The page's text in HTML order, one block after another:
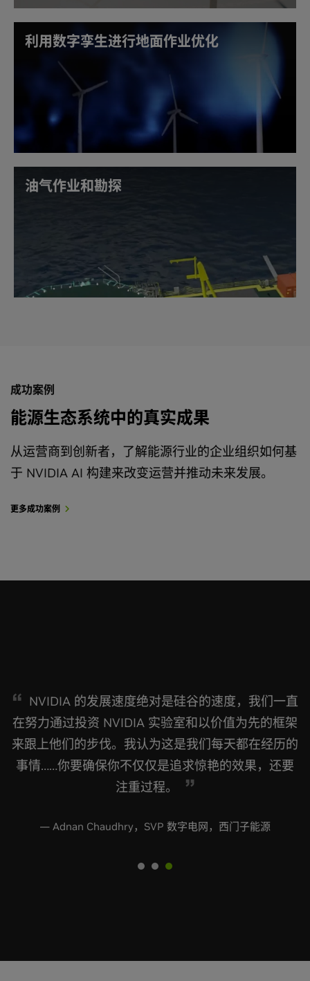
利用数字孪生进行地面作业优化
AI 和数字孪生正在通过现场优化、工艺仿真和资产管理
来增强工业运营，将从研究到运营的时间缩短了一半。
此外，从仿真到现实的生产工作流可提高安全、自主和
可持续的地面能源运行。
油气作业和勘探
时洞察，以更快地在本地进行合规和安全方面的决策制
定。
成功案例
能源生态系统中的真实成果
从运营商到创新者，了解能源行业的企业组织如何基
于 NVIDIA AI 构建来改变运营并推动未来发展。
更多成功案例
NVIDIA 的发展速度绝对是硅谷的速度，我们一直
在努力通过投资 NVIDIA 实验室和以价值为先的框架
来跟上他们的步伐。我认为这是我们每天都在经历的
事情……你要确保你不仅仅是追求惊艳的效果，还要
注重过程。
— Adnan Chaudhry，SVP 数字电网，西门子能源